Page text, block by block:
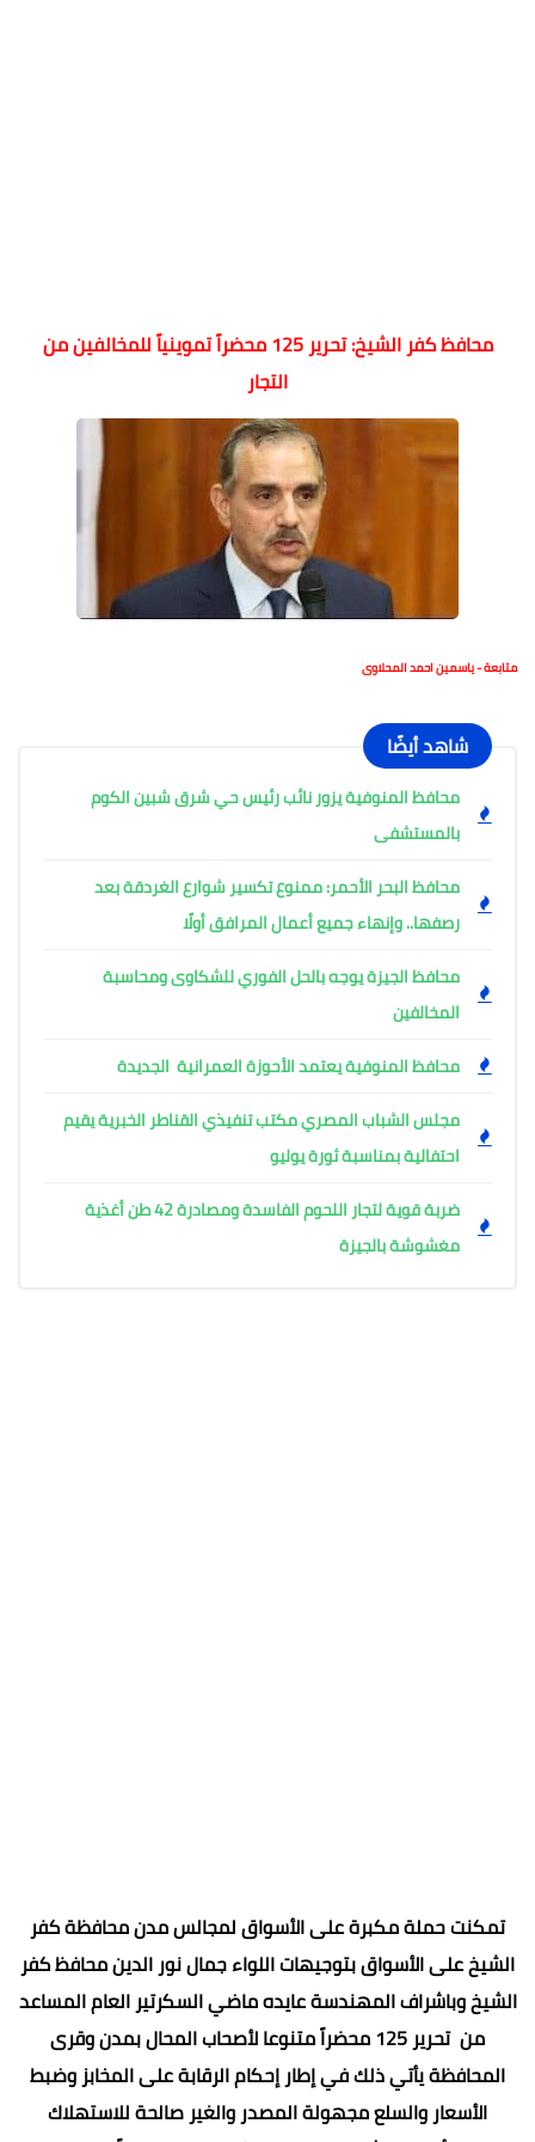
محافظ كفر الشيخ: تحرير 125 محضراً تموينياً للمخالفين من
التجار
متابعة - ياسمين احمد المحلاوى
شاهد أيضًا
محافظ المنوفية يزور نائب رئيس حي شرق شبين الكوم
بالمستشفى
محافظ البحر الأحمر: ممنوع تكسير شوارع الغردقة بعد
رصفها.. وإنهاء جميع أعمال المرافق أولًا
محافظ الجيزة يوجه بالحل الفوري للشكاوى ومحاسبة
المخالفين
محافظ المنوفية يعتمد الأحوزة العمرانية الجديدة
مجلس الشباب المصري مكتب تنفيذي القناطر الخبرية يقيم
احتفالية بمناسبة ثورة يوليو
ضربة قوية لتجار اللحوم الفاسدة ومصادرة 42 طن أغذية
مغشوشة بالجيزة
تمكنت حملة مكبرة على الأسواق لمجالس مدن محافظة كفر
الشيخ على الأسواق بتوجيهات اللواء جمال نور الدين محافظ كفر
الشيخ وباشراف المهندسة عايده ماضي السكرتير العام المساعد
من تحرير 125 محضراً متنوعا لأصحاب المحال بمدن وقرى
المحافظة يأتي ذلك في إطار إحكام الرقابة على المخابز وضبط
الأسعار والسلع مجهولة المصدر والغير صالحة للاستهلاك